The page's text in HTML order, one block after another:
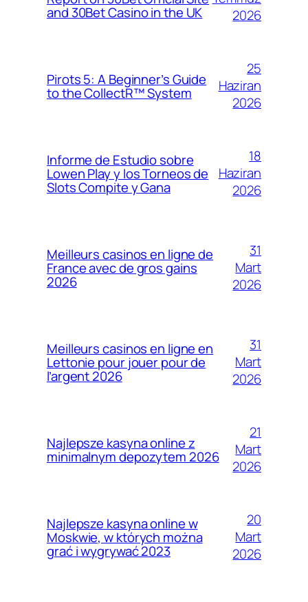
and 30Bet Casino in the UK
2026
Pirots 5: A Beginner’s Guide
to the CollectR™ System
25
Haziran
2026
Informe de Estudio sobre
Lowen Play y los Torneos de
Slots Compite y Gana
18
Haziran
2026
Meilleurs casinos en ligne de
France avec de gros gains
2026
31
Mart
2026
Meilleurs casinos en ligne en
Lettonie pour jouer pour de
l’argent 2026
31
Mart
2026
Najlepsze kasyna online z
minimalnym depozytem 2026
21
Mart
2026
Najlepsze kasyna online w
Moskwie, w których można
grać i wygrywać 2023
20
Mart
2026